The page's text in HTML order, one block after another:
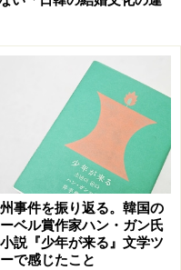
事件を振り返る。韓国の
ベル賞作家ハン・ガン氏
説『少年が来る』文学ツ
で感じたこと